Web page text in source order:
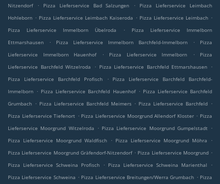
Nitzendorf
. Pizza Lieferservice Bad Salzungen .
Pizza Lieferservice Leimbach
Hohleborn . Pizza Lieferservice Leimbach Kaiseroda . Pizza Lieferservice Leimbach .
Pizza Lieferservice Immelborn Übelroda
.
Pizza Lieferservice Immelborn
Ettmarshausen
. Pizza Lieferservice Immelborn Barchfeld-Immelborn .
Pizza
Lieferservice Immelborn Hauenhof
. Pizza Lieferservice Immelborn .
Pizza
Lieferservice Barchfeld Witzelroda
. Pizza Lieferservice Barchfeld Ettmarshausen
.
Pizza Lieferservice Barchfeld Profisch
.
Pizza Lieferservice Barchfeld Barchfeld-
Immelborn . Pizza Lieferservice Barchfeld Hauenhof . Pizza Lieferservice Barchfeld
Grumbach . Pizza Lieferservice Barchfeld Meimers . Pizza Lieferservice Barchfeld .
Pizza Lieferservice Tiefenort . Pizza Lieferservice Moorgrund Allendorf Kloster . Pizza
Lieferservice Moorgrund Witzelroda
. Pizza Lieferservice Moorgrund Gumpelstadt .
Pizza Lieferservice Moorgrund Waldfisch
. Pizza Lieferservice Moorgrund Möhra
.
Pizza Lieferservice Moorgrund Gräfendorf-Nitzendorf . Pizza Lieferservice Moorgrund .
Pizza Lieferservice Schweina Profisch
. Pizza Lieferservice Schweina Marienthal
.
Pizza Lieferservice Schweina . Pizza Lieferservice Breitungen/Werra Grumbach . Pizza